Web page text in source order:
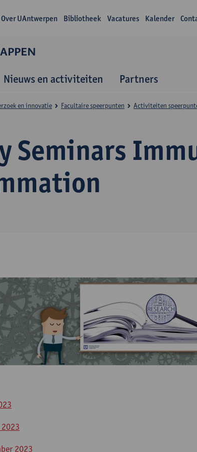
Over UAntwerpen Bibliotheek Vacatures Kalender
Nieuws en activiteiten Partners
Seminars
en innovatie Facultaire speerpunten Activiteiten
2023